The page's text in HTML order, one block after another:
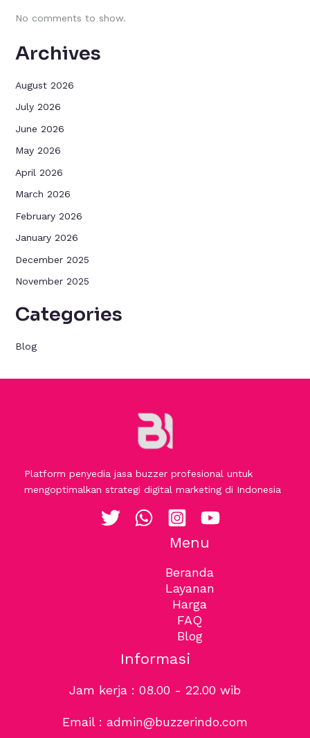
No comments to show.
Archives
August 2026
July 2026
June 2026
May 2026
April 2026
March 2026
February 2026
January 2026
December 2025
November 2025
Categories
Blog
Platform penyedia jasa buzzer profesional untuk
mengoptimalkan strategi digital marketing di Indonesia
Menu
Beranda
Layanan
Harga
FAQ
Blog
Informasi
Jam kerja : 08.00 - 22.00 wib
Email : admin@buzzerindo.com